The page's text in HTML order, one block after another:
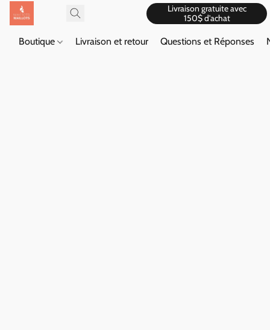
Livraison gratuite avec
150$ d'achat
Boutique Livraison et retour Questions et Réponses